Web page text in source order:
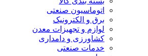
اتوماسیون صنعتی
برق و الکترونیک
لوازم و تجهیزات معدن
کشاورزی و دامداری
خدمات صنعتی